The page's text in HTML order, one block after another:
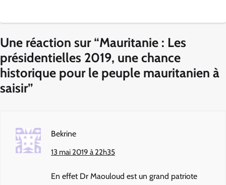
Une réaction sur “Mauritanie : Les
présidentielles 2019, une chance
historique pour le peuple mauritanien à
saisir”
Bekrine
13 mai 2019 à 22h35
En effet Dr Maouloud est un grand patriote